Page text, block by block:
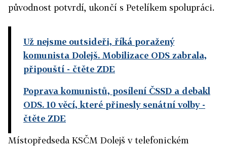
původnost potvrdí, ukončí s Petelíkem spolupráci.
Už nejsme outsideři, říká poražený
komunista Dolejš. Mobilizace ODS zabrala,
připouští - čtěte ZDE
Poprava komunistů, posílení ČSSD a debakl
ODS. 10 věcí, které přinesly senátní volby-
čtěte ZDE
Místopředseda KSČM Dolejš v telefonickém